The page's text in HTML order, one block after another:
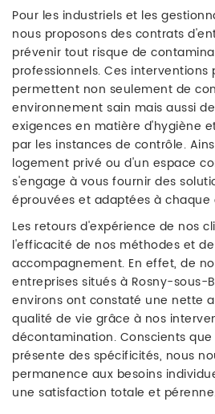
Pour les industriels et les
nous proposons des contrats
prévenir tout risque de
professionnels. Ces interventions
permettent non seulement de
environnement sain mais aussi
exigences en matière d'hygiène
par les instances de contrôle.
logement privé ou d'un espace
s'engage à vous fournir des
éprouvées et adaptées à chaque
Les retours d'expérience de nos
l'efficacité de nos méthodes et
accompagnement. En effet, de
entreprises situés à Rosny-sous-
environs ont constaté une nette
qualité de vie grâce à nos
décontamination. Conscients
présente des spécificités, nous
permanence aux besoins
une satisfaction totale et